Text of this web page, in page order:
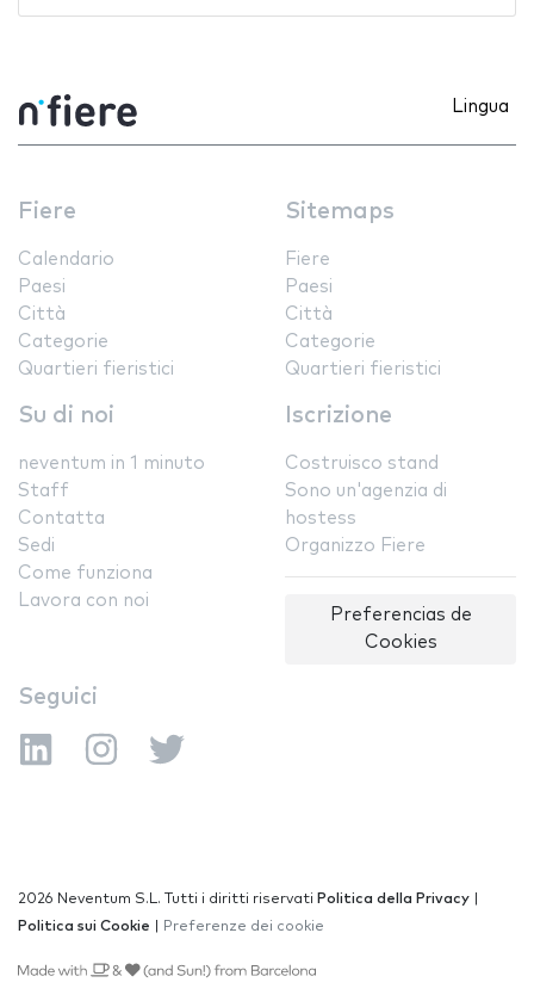
Lingua
Fiere
Calendario
Paesi
Città
Categorie
Quartieri fieristici
Sitemaps
Fiere
Paesi
Città
Categorie
Quartieri fieristici
Su di noi
neventum in 1 minuto
Staff
Contatta
Sedi
Come funziona
Lavora con noi
Iscrizione
Costruisco stand
Sono un'agenzia di
hostess
Organizzo Fiere
Preferencias de
Cookies
Seguici
2026 Neventum S.L. Tutti i diritti riservati Politica della Privacy
Politica sui Cookie
Preferenze dei cookie